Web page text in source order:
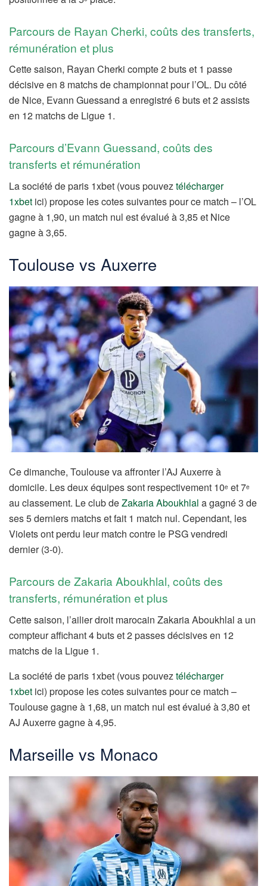
Parcours de Rayan Cherki, coûts des transferts,
rémunération et plus
Cette saison, Rayan Cherki compte 2 buts et 1 passe
décisive en 8 matchs de championnat pour l’OL. Du côté
de Nice, Evann Guessand a enregistré 6 buts et 2 assists
en 12 matchs de Ligue 1.
Parcours d’Evann Guessand, coûts des
transferts et rémunération
La société de paris 1xbet (vous pouvez télécharger
1xbet ici) propose les cotes suivantes pour ce match – l’OL
gagne à 1,90, un match nul est évalué à 3,85 et Nice
gagne à 3,65.
Toulouse vs Auxerre
Ce dimanche, Toulouse va affronter l’AJ Auxerre à
domicile. Les deux équipes sont respectivement 10e et 7e
au classement. Le club deZakaria Aboukhlal a gagné 3 de
ses 5 derniers matchs et fait 1 match nul. Cependant, les
Violets ont perdu leur match contre le PSG vendredi
dernier (3-0).
Parcours de Zakaria Aboukhlal, coûts des
transferts, rémunération et plus
Cette saison, l’ailier droit marocain Zakaria Aboukhlal a un
compteur affichant 4 buts et 2 passes décisives en 12
matchs de la Ligue 1.
La société de paris 1xbet (vous pouvez télécharger
1xbet ici) propose les cotes suivantes pour ce match –
Toulouse gagne à 1,68, un match nul est évalué à 3,80 et
AJ Auxerre gagne à 4,95.
Marseille vs Monaco